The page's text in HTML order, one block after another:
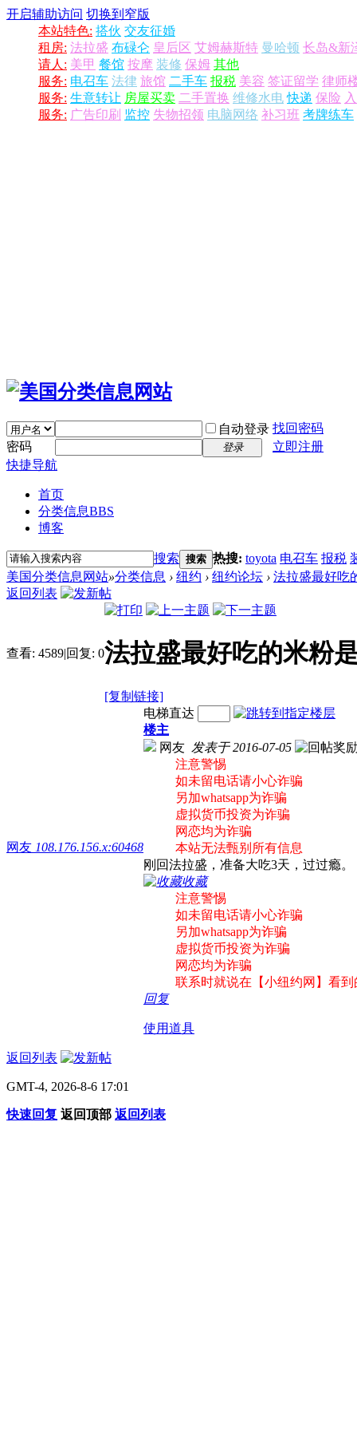
开启辅助访问 切换到窄版
本站特色: 搭伙 交友征婚
租房: 法拉盛 布碌仑 皇后区 艾姆赫斯特 曼哈顿 长岛&新
请人: 美甲 餐馆 按摩 装修 保姆 其他
服务: 电召车 法律 旅馆 二手车 报税 美容 签证留学 律师
服务: 生意转让 房屋买卖 二手置换 维修水电 快递 保险
服务: 广告印刷 监控 失物招领 电脑网络 补习班 考牌练车
自动登录 找回密码
密码
登录
立即注册
快捷导航
首页
分类信息BBS
博客
搜索 搜索 热搜: toyota 电召车 报税
美国分类信息网站»分类信息 › 纽约 › 纽约论坛 › 法拉盛最好吃
返回列表
查看: 4589|回复: 0法拉盛最好吃的米粉
[复制链接]
网友 108.176.156.x:60468
电梯直达
楼主
网友 发表于 2016-07-05
注意警惕
如未留电话请小心诈骗
另加whatsapp为诈骗
虚拟货币投资为诈骗
网恋均为诈骗
本站无法甄别所有信息
刚回法拉盛，准备大吃3天，过过瘾。
收藏
注意警惕
如未留电话请小心诈骗
另加whatsapp为诈骗
虚拟货币投资为诈骗
网恋均为诈骗
联系时就说在【小纽约网】看到
回复
使用道具
返回列表
GMT-4, 2026-8-6 17:01
快速回复 返回顶部 返回列表